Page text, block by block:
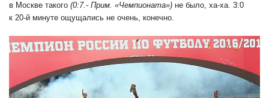
в Москве такого (0:7.- Прим. «Чемпионата») не было, ха-ха. 3:0
к 20-й минуте ощущались не очень, конечно.